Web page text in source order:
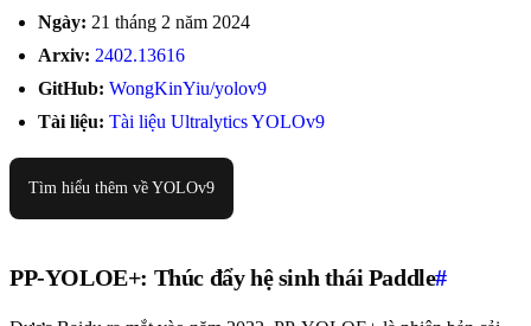
Ngày: 21 tháng 2 năm 2024
Arxiv: 2402.13616
GitHub: WongKinYiu/yolov9
Tài liệu: Tài liệu Ultralytics YOLOv9
Tìm hiểu thêm về YOLOv9
PP-YOLOE+: Thúc đẩy hệ sinh thái Paddle#